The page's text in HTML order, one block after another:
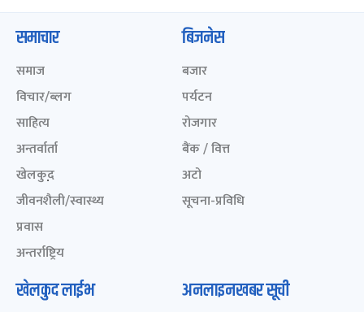
समाचार
समाज
विचार/ब्लग
साहित्य
अन्तर्वार्ता
खेलकुद़़
जीवनशैली/स्वास्थ्य
प्रवास
अन्तर्राष्ट्रिय
बिजनेस
बजार
पर्यटन
रोजगार
बैंक / वित्त
अटो
सूचना-प्रविधि
खेलकुद लाईभ अनलाइनखबर सूची